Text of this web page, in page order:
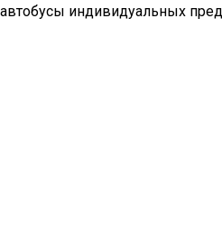
автобусы индивидуальных